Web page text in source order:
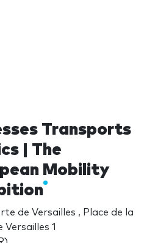
Transports
| The
Mobility
de Versailles , Place de la
Versailles 1